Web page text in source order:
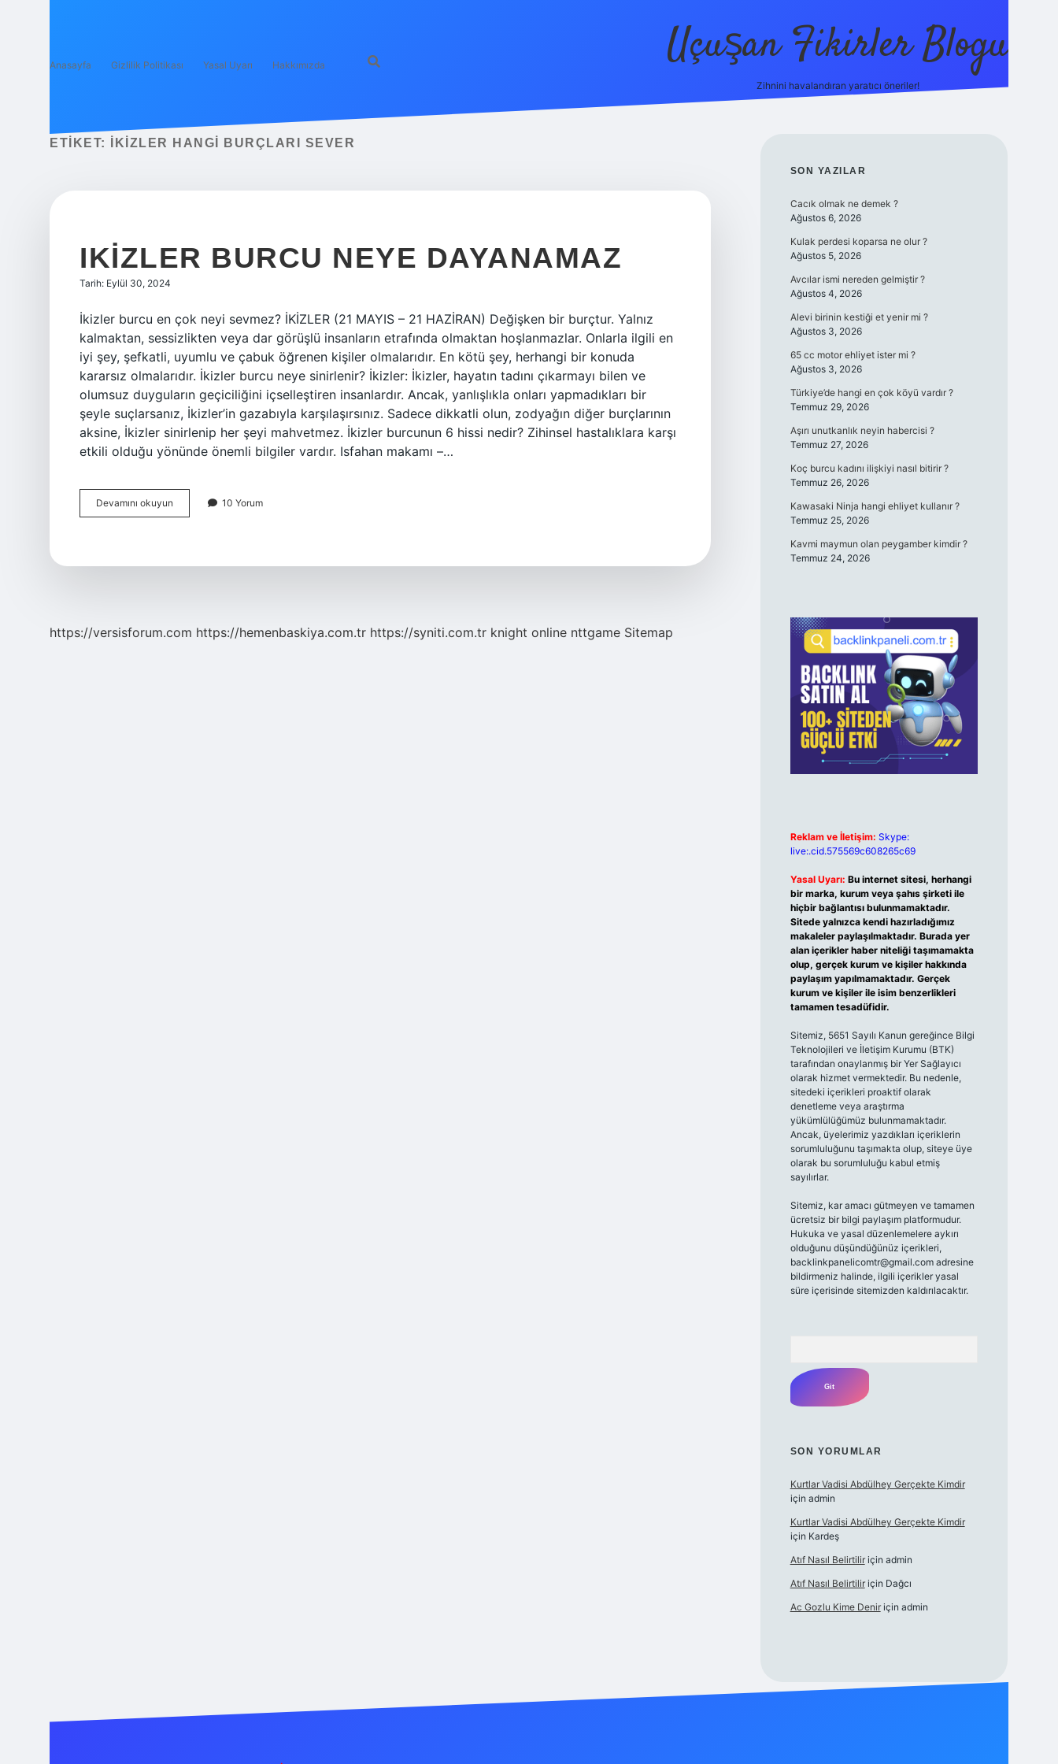
Anasayfa Gizlilik Politikası Yasal Uyarı Hakkımızda Uçuşan Fikirler Blogu
Zihnini havalandıran yaratıcı öneriler!
ETIKET: İKIZLER HANGI BURÇLARI SEVER
IKIZLER BURCU NEYE DAYANAMAZ
Tarih: Eylül 30, 2024
İkizler burcu en çok neyi sevmez? İKİZLER (21 MAYIS – 21 HAZİRAN) Değişken bir burçtur. Yalnız
kalmaktan, sessizlikten veya dar görüşlü insanların etrafında olmaktan hoşlanmazlar. Onlarla ilgili en
iyi şey, şefkatli, uyumlu ve çabuk öğrenen kişiler olmalarıdır. En kötü şey, herhangi bir konuda
kararsız olmalarıdır. İkizler burcu neye sinirlenir? İkizler: İkizler, hayatın tadını çıkarmayı bilen ve
olumsuz duyguların geçiciliğini içselleştiren insanlardır. Ancak, yanlışlıkla onları yapmadıkları bir
şeyle suçlarsanız, İkizler’in gazabıyla karşılaşırsınız. Sadece dikkatli olun, zodyağın diğer burçlarının
aksine, İkizler sinirlenip her şeyi mahvetmez. İkizler burcunun 6 hissi nedir? Zihinsel hastalıklara karşı
etkili olduğu yönünde önemli bilgiler vardır. Isfahan makamı –…
Devamını okuyun
Burcu
10 Yorum
https://versisforum.com https://hemenbaskiya.com.tr https://syniti.com.tr knight online nttgame Sitemap
SIDEBAR
SON YAZILAR
Cacık olmak ne demek ?
Ağustos 6, 2026
Kulak perdesi koparsa ne olur ?
Ağustos 5, 2026
Avcılar ismi nereden gelmiştir ?
Ağustos 4, 2026
Alevi birinin kestiği et yenir mi ?
Ağustos 3, 2026
65 cc motor ehliyet ister mi ?
Ağustos 3, 2026
Türkiye’de hangi en çok köyü vardır ?
Temmuz 29, 2026
Aşırı unutkanlık neyin habercisi ?
Temmuz 27, 2026
Koç burcu kadını ilişkiyi nasıl bitirir ?
Temmuz 26, 2026
Kawasaki Ninja hangi ehliyet kullanır ?
Temmuz 25, 2026
Kavmi maymun olan peygamber kimdir ?
Temmuz 24, 2026
Reklam ve İletişim: Skype:
live:.cid.575569c608265c69
Yasal Uyarı: Bu internet sitesi, herhangi
bir marka, kurum veya şahıs şirketi ile
hiçbir bağlantısı bulunmamaktadır.
Sitede yalnızca kendi hazırladığımız
makaleler paylaşılmaktadır. Burada yer
alan içerikler haber niteliği taşımamakta
olup, gerçek kurum ve kişiler hakkında
paylaşım yapılmamaktadır. Gerçek
kurum ve kişiler ile isim benzerlikleri
tamamen tesadüfidir.
Sitemiz, 5651 Sayılı Kanun gereğince Bilgi
Teknolojileri ve İletişim Kurumu (BTK)
tarafından onaylanmış bir Yer Sağlayıcı
olarak hizmet vermektedir. Bu nedenle,
sitedeki içerikleri proaktif olarak
denetleme veya araştırma
yükümlülüğümüz bulunmamaktadır.
Ancak, üyelerimiz yazdıkları içeriklerin
sorumluluğunu taşımakta olup, siteye üye
olarak bu sorumluluğu kabul etmiş
sayılırlar.
Sitemiz, kar amacı gütmeyen ve tamamen
ücretsiz bir bilgi paylaşım platformudur.
Hukuka ve yasal düzenlemelere aykırı
olduğunu düşündüğünüz içerikleri,
backlinkpanelicomtr@gmail.comadresine
bildirmeniz halinde, ilgili içerikler yasal
süre içerisinde sitemizden kaldırılacaktır.
SON YORUMLAR
Kurtlar Vadisi Abdülhey Gerçekte Kimdir
için admin
Kurtlar Vadisi Abdülhey Gerçekte Kimdir
için Kardeş
Atıf Nasıl Belirtiliriçin admin
Atıf Nasıl Belirtiliriçin Dağcı
Ac Gozlu Kime Deniriçin admin